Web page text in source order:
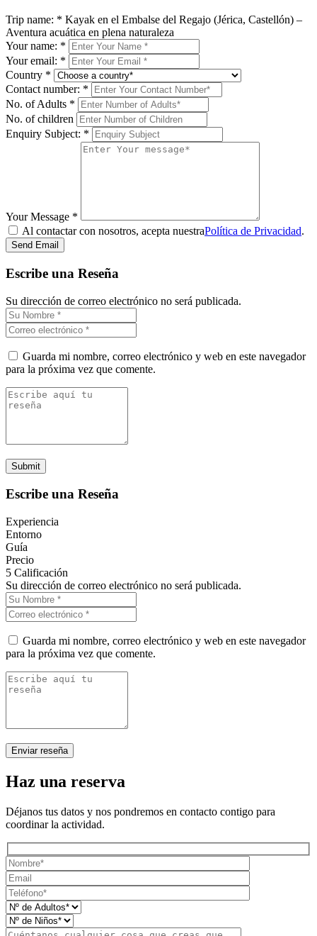
Trip name: * Kayak en el Embalse del Regajo (Jérica, Castellón) –
Aventura acuática en plena naturaleza
Your name: *
Your email: *
Country *
Contact number: *
No. of Adults *
No. of children
Enquiry Subject: *
Your Message *
Al contactar con nosotros, acepta nuestraPolítica de Privacidad.
Send Email
Escribe una Reseña
Su dirección de correo electrónico no será publicada.
Guarda mi nombre, correo electrónico y web en este navegador
para la próxima vez que comente.
Escribe una Reseña
Experiencia
Entorno
Guía
Precio
5 Calificación
Su dirección de correo electrónico no será publicada.
Guarda mi nombre, correo electrónico y web en este navegador
para la próxima vez que comente.
Haz una reserva
Déjanos tus datos y nos pondremos en contacto contigo para
coordinar la actividad.